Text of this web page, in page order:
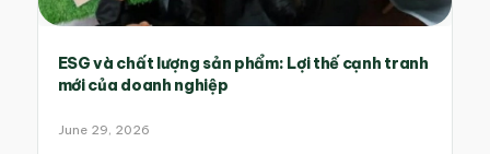
ESG và chất lượng sản phẩm: Lợi thế cạnh tranh
mới của doanh nghiệp
June 29, 2026